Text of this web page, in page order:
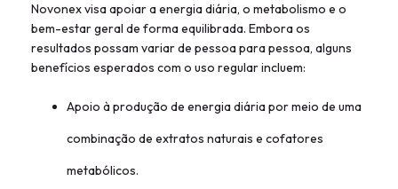
Novonex visa apoiar a energia diária, o metabolismo e o
bem-estar geral de forma equilibrada. Embora os
resultados possam variar de pessoa para pessoa, alguns
benefícios esperados com o uso regular incluem:
Apoio à produção de energia diária por meio de uma
combinação de extratos naturais e cofatores
metabólicos.